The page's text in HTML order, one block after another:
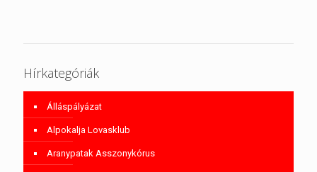
Hírkategóriák
Álláspályázat
Alpokalja Lovasklub
Aranypatak Asszonykórus